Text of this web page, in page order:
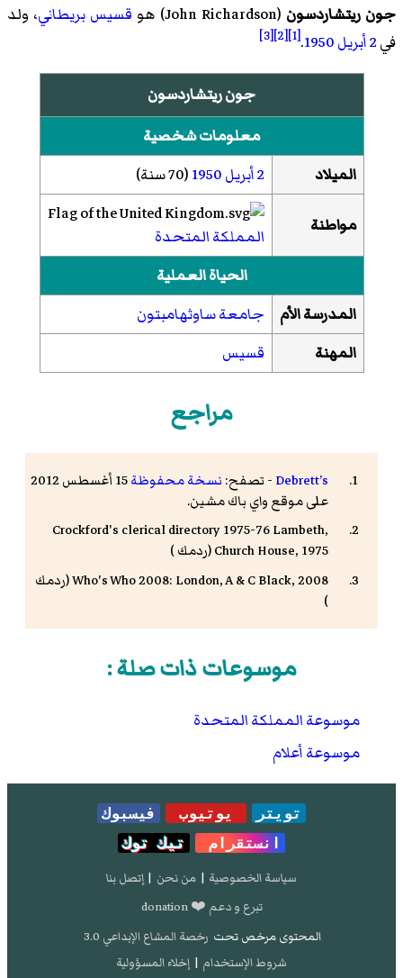
جون ريتشاردسون (
John Richardson)‏ هو قسيس بريطاني، ولد
في2 أبريل 1950
.
[1]
[2]
[3]
جون ريتشاردسون
معلومات شخصية
الميلاد
2 أبريل 1950(70 سنة)
مواطنة
المملكة المتحدة
الحياة العملية
المدرسة الأم
جامعة ساوثهامبتون
المهنة
قسيس
مراجع
Debrett’s - تصفح: نسخة محفوظة
15 أغسطس 2012
على موقع واي باك مشين.
Crockford's clerical directory1975-76 Lambeth,
Church House, 1975 ( ردمك)
Who's Who2008: London,A & C Black, 2008 (
ردمك
)
موسوعات ذات صلة :
موسوعة المملكة المتحدة
موسوعة أعلام
تويتر يوتيوب
فيسبوك
انستقرام
تيك توك
سياسة الخصوصية | من نحن | إتصل بنا
تبرع و دعم ❤️ donation
المحتوى مرخص تحت رخصة المشاع الإبداعي 3.0
شروط الإستخدام | إخلاء المسؤولية